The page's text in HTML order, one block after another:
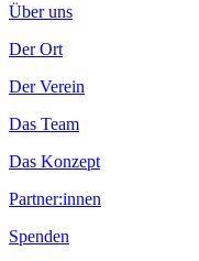
Über uns
Der Ort
Der Verein
Das Team
Das Konzept
Partner:innen
Spenden